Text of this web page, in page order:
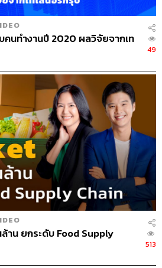
นมากที่สุดคืออะไร
นรูปธรรม เป็นบริษัทดูแลผู้เสียชีวิต
ดไปเป็นสมาชิก NFDA ของ
Funeral Expo ภาษาไทยเรียกว่า
ย่างนี้ด้วยเหรอ ซึ่งเทคโนโลยีบ้าน
มสัปเหร่อทั่วโลก เรื่องของโปรดักต์
า มันเปลี่ยนไปมาก เขาจะจัดที่
างทีก็ไปจัดที่ไอร์แลนด์ พยายามจะ
ในนั้นเราก็เข้าไปแชร์ว่าพิธีศพของ
เป็นยังไง ซึ่งธุรกิจมันสามารถต่อย
ยับขึ้นไป
คนทำงานปี 2020 ผลวิจัยจากเท
49
น ยกระดับ Food Supply
513